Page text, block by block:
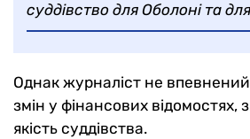
суддівство для Оболоні та
Однак журналіст не
змін у фінансових відомостях,
якість суддівства.